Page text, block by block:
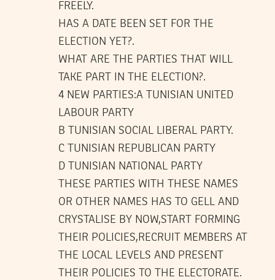
FREELY.
HAS A DATE BEEN SET FOR THE
ELECTION YET?.
WHAT ARE THE PARTIES THAT WILL
TAKE PART IN THE ELECTION?.
4 NEW PARTIES:A TUNISIAN UNITED
LABOUR PARTY
B TUNISIAN SOCIAL LIBERAL PARTY.
C TUNISIAN REPUBLICAN PARTY
D TUNISIAN NATIONAL PARTY
THESE PARTIES WITH THESE NAMES
OR OTHER NAMES HAS TO GELL AND
CRYSTALISE BY NOW,START FORMING
THEIR POLICIES,RECRUIT MEMBERS AT
THE LOCAL LEVELS AND PRESENT
THEIR POLICIES TO THE ELECTORATE.